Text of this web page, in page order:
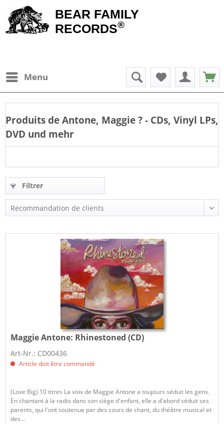
BEAR FAMILY
RECORDS®
Menu
Produits deAntone, Maggie? - CDs, Vinyl LPs,
DVD und mehr
Filtrer
Maggie Antone: Rhinestoned (CD)
Art-Nr.: CD00436
Article doit être commandé
(Love Big) 10 titres La voix de Maggie Antone a toujours séduit les gens.
En chantant à la radio dans son siège d'enfant, elle a d'abord séduit ses
parents, qui l'ont soutenue par des cours de chant, du théâtre musical et
des...